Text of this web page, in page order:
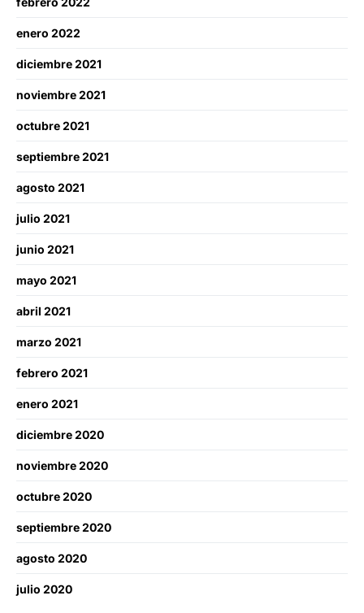
enero 2022
diciembre 2021
noviembre 2021
octubre 2021
septiembre 2021
agosto 2021
julio 2021
junio 2021
mayo 2021
abril 2021
marzo 2021
febrero 2021
enero 2021
diciembre 2020
noviembre 2020
octubre 2020
septiembre 2020
agosto 2020
julio 2020